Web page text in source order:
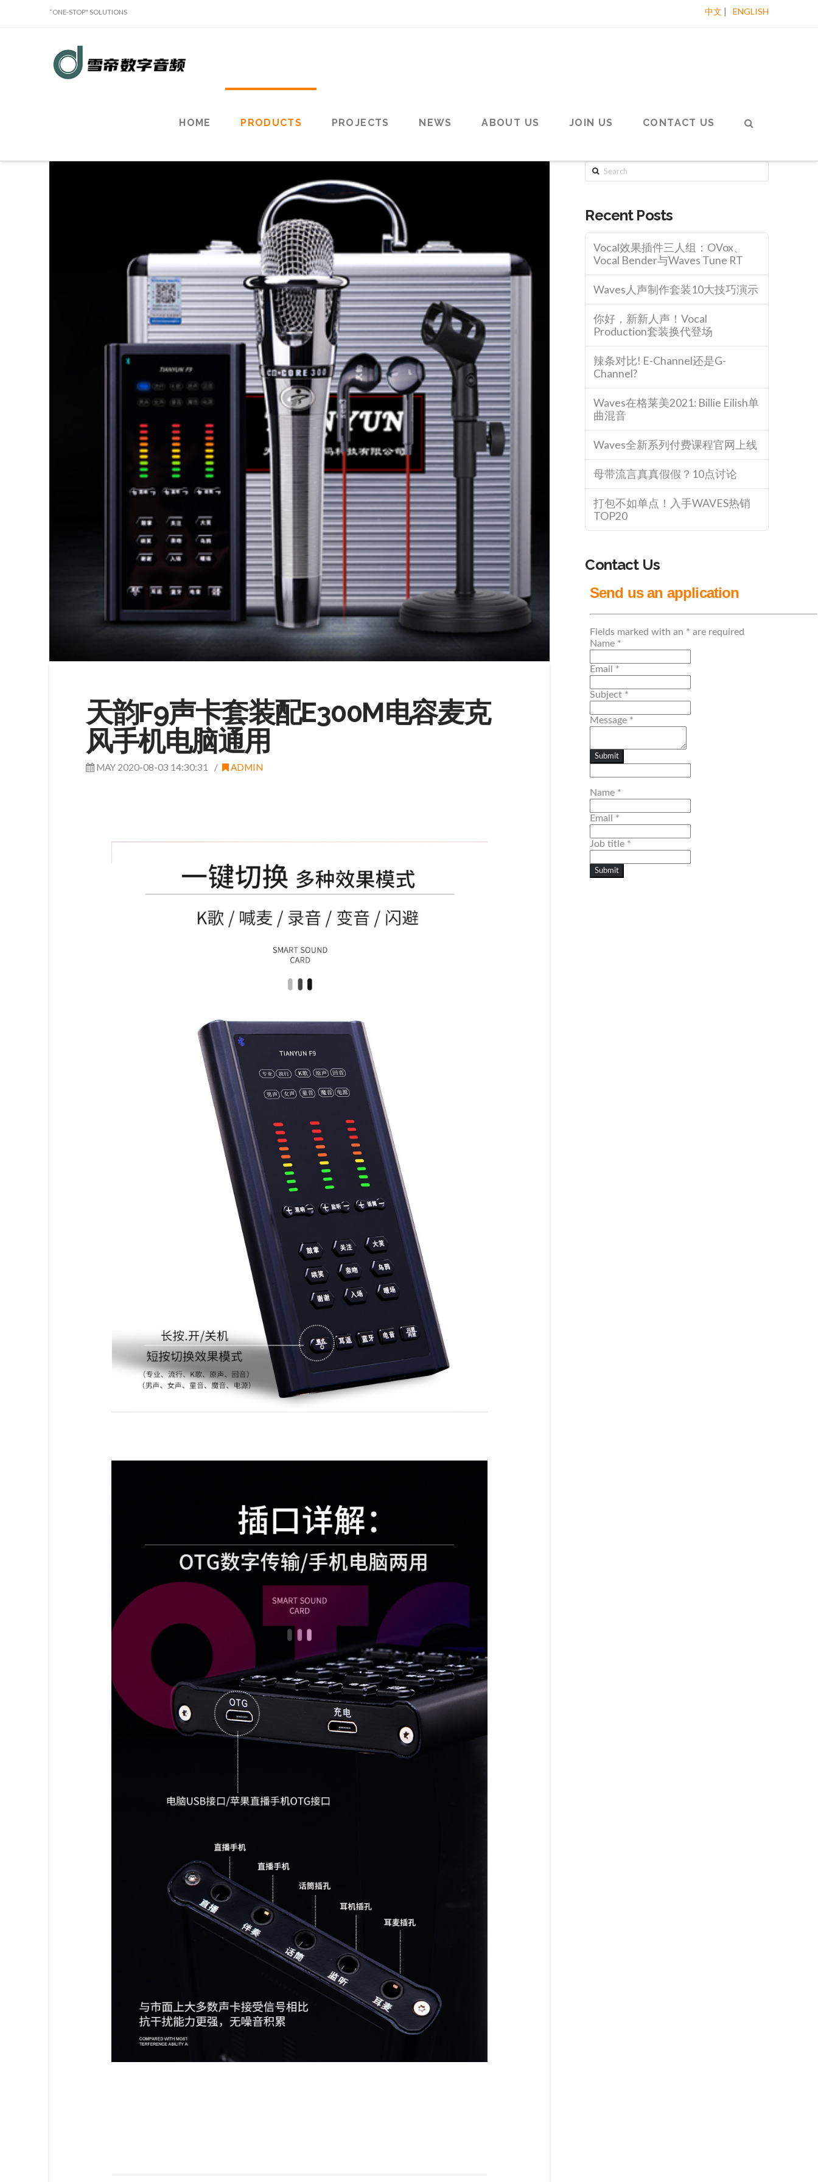
“ONE-STOP" SOLUTIONS 中文 | ENGLISH
Sound
Classy
Holdings
Limited
HOME PRODUCTS PROJECTS NEWS ABOUT US JOIN US CONTACT US
天韵F9声卡套装配E300M电容麦克
风手机电脑通用
MAY 2020-08-03 14:30:31 ADMIN
Search
Recent Posts
Vocal效果插件三人组：OVox、
Vocal Bender与Waves Tune RT
Waves人声制作套装10大技巧演示
你好，新新人声！Vocal
Production套装换代登场
辣条对比! E-Channel还是G-
Channel?
Waves在格莱美2021: Billie Eilish单
曲混音
Waves全新系列付费课程官网上线
母带流言真真假假？10点讨论
打包不如单点！入手WAVES热销
TOP20
Contact Us